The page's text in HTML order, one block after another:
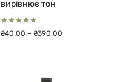
вирівнює тон
Оцінено в
5.00
₴40.00 – ₴390.00